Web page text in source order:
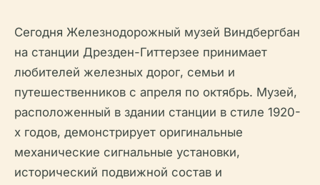
Сегодня Железнодорожный музей Виндбергбан
на станции Дрезден-Гиттерзее принимает
любителей железных дорог, семьи и
путешественников с апреля по октябрь. Музей,
расположенный в здании станции в стиле 1920-
х годов, демонстрирует оригинальные
механические сигнальные установки,
исторический подвижной состав и